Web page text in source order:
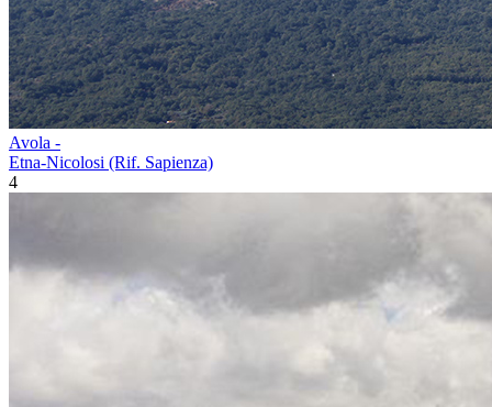
Avola -
Etna-Nicolosi (Rif. Sapienza)
4